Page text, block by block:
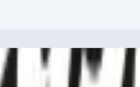
via ce formulaire !